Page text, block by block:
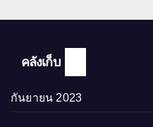
คลังเก็บ
กันยายน 2023